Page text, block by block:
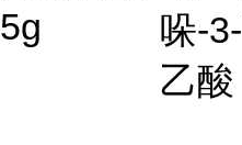
5g
哚-3-
乙酸